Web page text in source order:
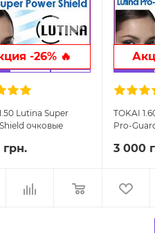
-26% 🔥
Lutina Super
очковые
грн.
TOKAI
Pro-
3 000